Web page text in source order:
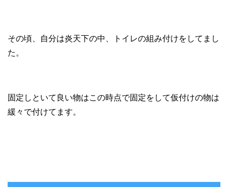
その頃、自分は炎天下の中、トイレの組み付けをしてまし
た。
固定しといて良い物はこの時点で固定をして仮付けの物は
緩々で付けてます。